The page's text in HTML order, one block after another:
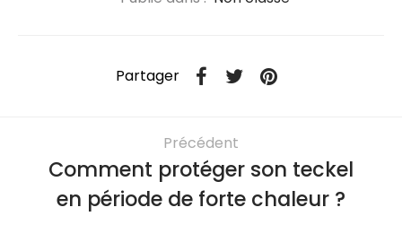
Partager
Précédent
Comment protéger son teckel
en période de forte chaleur ?